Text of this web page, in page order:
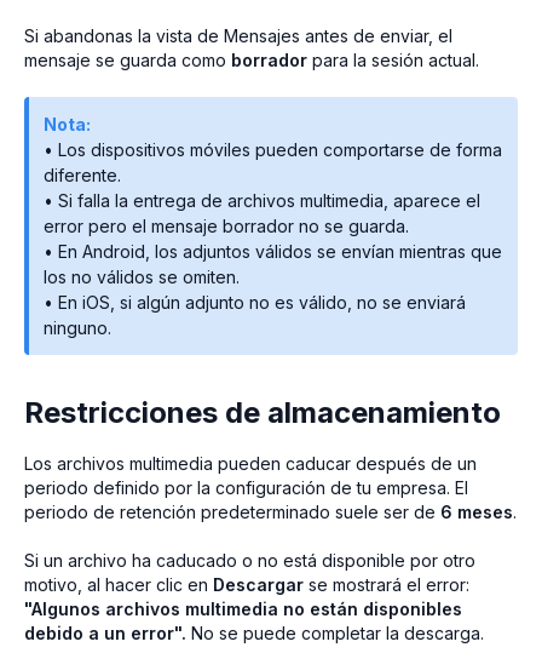
Si abandonas la vista de Mensajes antes de enviar, el
mensaje se guarda como borrador para la sesión actual.
Nota:
• Los dispositivos móviles pueden comportarse de forma
diferente.
• Si falla la entrega de archivos multimedia, aparece el
error pero el mensaje borrador no se guarda.
• En Android, los adjuntos válidos se envían mientras que
los no válidos se omiten.
• En iOS, si algún adjunto no es válido, no se enviará
ninguno.
Restricciones de almacenamiento
Los archivos multimedia pueden caducar después de un
periodo definido por la configuración de tu empresa. El
periodo de retención predeterminado suele ser de 6 meses.
Si un archivo ha caducado o no está disponible por otro
motivo, al hacer clic en Descargar se mostrará el error:
"Algunos archivos multimedia no están disponibles
debido a un error". No se puede completar la descarga.